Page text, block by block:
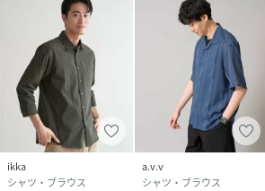
ikka
シャツ・ブラウス
a.v.v
シャツ・ブラウス